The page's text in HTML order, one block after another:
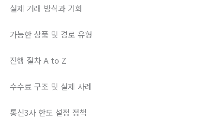
실제 거래 방식과 기회
가능한 상품 및 경로 유형
진행 절차 A to Z
수수료 구조 및 실제 사례
통신3사 한도 설정 정책